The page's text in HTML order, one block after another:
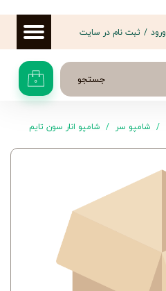
جستجو ۰
ورود / ثبت نام در سایت
شامپو سر شامپو انار سون تایم